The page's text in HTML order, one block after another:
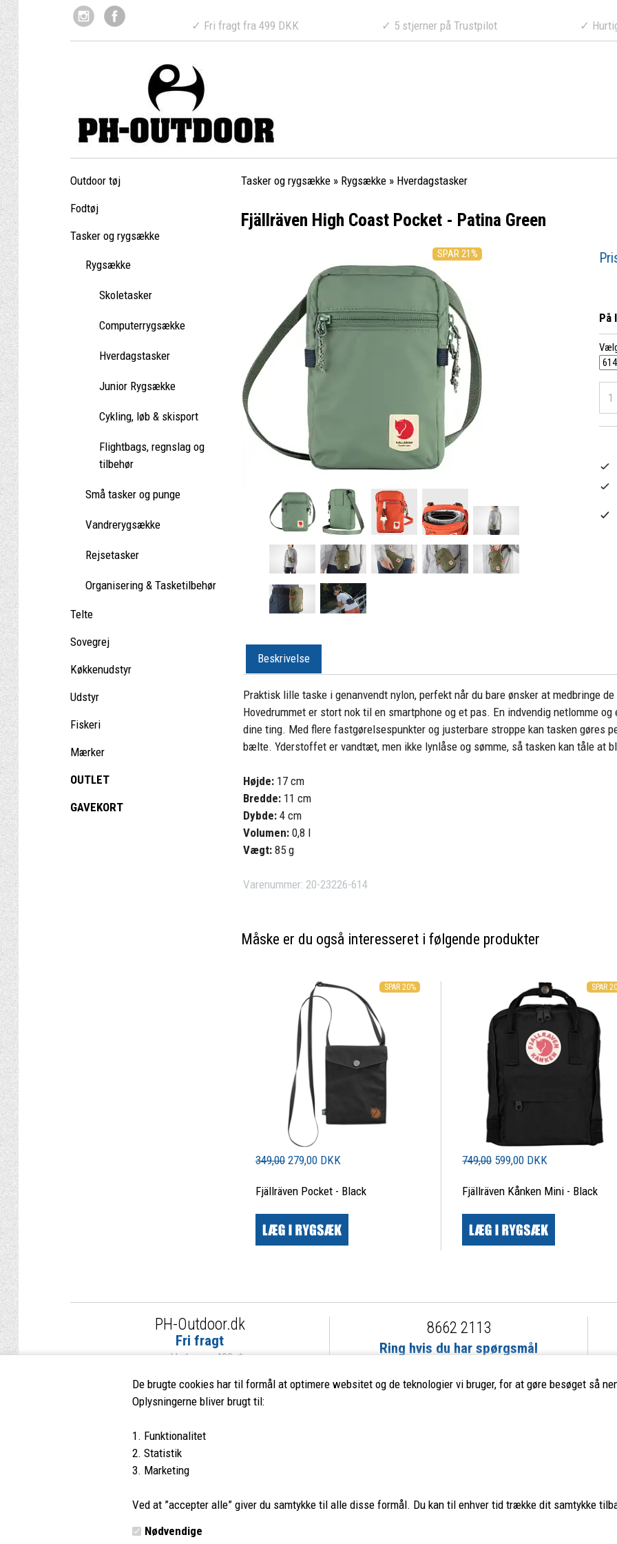
De brugte cookies har til formål at optimere websitet og de teknologier vi bruger, for at gøre besøget så
Oplysningerne bliver brugt til:
1. Funktionalitet
2. Statistik
3. Marketing
Ved at ”accepter alle” giver du samtykke til alle disse formål. Du kan til enhver tid trække dit samtykke
Nødvendige
✓ Fri fragt fra 499 DKK ✓ 5 stjerner på Trustpilot ✓ Hurtig
Outdoor tøj
Fodtøj
Tasker og rygsække
Rygsække
Skoletasker
Computerrygsække
Hverdagstasker
Junior Rygsække
Cykling, løb & skisport
Flightbags, regnslag og
tilbehør
Små tasker og punge
Vandrerygsække
Rejsetasker
Organisering & Tasketilbehør
Telte
Sovegrej
Køkkenudstyr
Udstyr
Fiskeri
Mærker
OUTLET
GAVEKORT
Tasker og rygsække» Rygsække» Hverdagstasker
Fjällräven High Coast Pocket - Patina Green
SPAR 21%
På
Beskrivelse
Praktisk lille taske i genanvendt nylon, perfekt når du bare ønsker at medbringe
Hovedrummet er stort nok til en smartphone og et pas. En indvendig netlomme
dine ting. Med flere fastgørelsespunkter og justerbare stroppe kan tasken gøres
bælte. Yderstoffet er vandtæt, men ikke lynlåse og sømme, så tasken kan tåle at
Højde: 17 cm
Bredde: 11 cm
Dybde:4 cm
Volumen:0,8 l
Vægt:85 g
Varenummer: 20-23226-614
Måske er du også interesseret i følgende produkter
SPAR 20%
349,00 279,00 DKK
Fjällräven Pocket - Black
SPAR
749,00599,00 DKK
Fjällräven Kånken Mini - Black
PH-Outdoor.dk
Fri fragt
ved køb over 499,-*
8662 2113
Ring hvis du har spørgsmål
PH-Outdoor.dk
Nørremøllevej 109
8662 2113
info@ph-outdoor.dk
Kontakt os
Teva–Hanwag–Glerups–